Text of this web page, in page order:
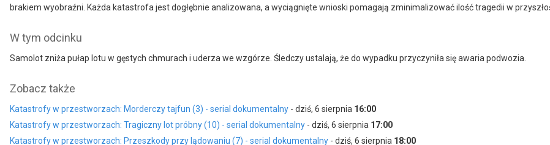
brakiem wyobraźni. Każda katastrofa jest dogłębnie analizowana, a wyciągnięte wnioski pomagają zminimalizować ilość tragedii w
W tym odcinku
Samolot zniża pułap lotu w gęstych chmurach i uderza we wzgórze. Śledczy ustalają, że do wypadku przyczyniła się awaria podwozia.
Zobacz także
Katastrofy w przestworzach: Morderczy tajfun (3) - serial dokumentalny - dziś, 6 sierpnia 16:00
Katastrofy w przestworzach: Tragiczny lot próbny (10) - serial dokumentalny - dziś, 6 sierpnia 17:00
Katastrofy w przestworzach: Przeszkody przy lądowaniu (7) - serial dokumentalny - dziś, 6 sierpnia 18:00